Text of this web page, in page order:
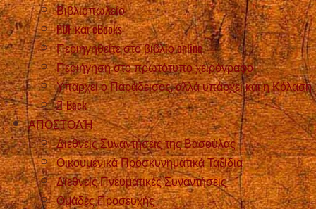
Βιβλιοπωλείο
PDF και eBooks
Περιηγηθείτε στο βιβλίο online
Περιήγηση στο πρωτότυπο χειρόγραφο
Υπάρχει ο Παράδεισος, αλλά υπάρχει και η Κόλαση
Back
ΑΠΟΣΤΟΛΉ
Διεθνείς Συναντήσεις της Βασούλας
Οικουμενικά Προσκυνηματικά Ταξίδια
Διεθνείς Πνευματικές Συναντήσεις
Ομάδες Προσευχής